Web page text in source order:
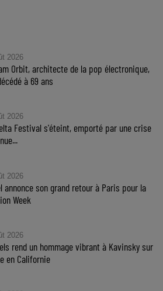
2026
Orbit, architecte de la pop électronique,
à 69 ans
2026
Festival s'éteint, emporté par une crise
2026
annonce son grand retour à Paris pour la
Week
2026
rend un hommage vibrant à Kavinsky sur
en Californie